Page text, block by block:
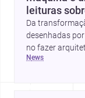
leituras
Da
desenhadas
no fazer
como a
news